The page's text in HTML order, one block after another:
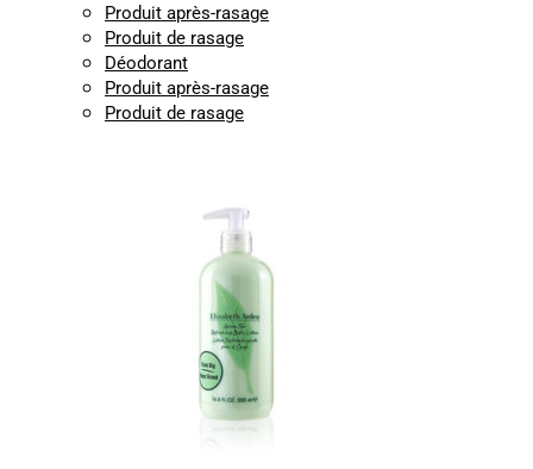
Produit après-rasage
Produit de rasage
Déodorant
Produit après-rasage
Produit de rasage